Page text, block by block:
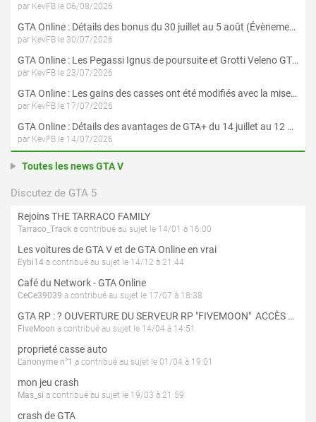
par KevFB le 06/08/2026
GTA Online : Détails des bonus du 30 juillet au 5 août (Évènement « Braquages d'été »)
par KevFB le 30/07/2026
GTA Online : Les Pegassi Ignus de poursuite et Grotti Veleno GT sont maintenant disponibles
par KevFB le 23/07/2026
GTA Online : Les gains des casses ont été modifiés avec la mise à jour « Le Braquage du Kortz Center »
par KevFB le 17/07/2026
GTA Online : Détails des avantages de GTA+ du 14 juillet au 12 août
par KevFB le 14/07/2026
Toutes les news GTA V
Discutez de GTA 5
Rejoins THE TARRACO FAMILY
Tarraco_Track a contribué au sujet le 14/01 à 16:00
Les voitures de GTA V et de GTA Online en vrai
Eybi14 a contribué au sujet le 14/12 à 21:44
Café du Network - GTA Online
CeCe39039 a contribué au sujet le 17/07 à 18:38
GTA RP : ? OUVERTURE DU SERVEUR RP "FIVEMOON"  ACCÈS LIBRE ?
FiveMoon a contribué au sujet le 14/04 à 14:51
proprieté casse auto
L'anonyme n°1 a contribué au sujet le 01/04 à 19:01
mon jeu crash
Mas_si a contribué au sujet le 19/03 à 21:59
crash de GTA